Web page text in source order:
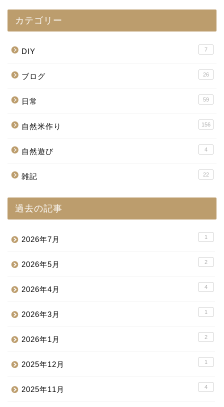
カテゴリー
DIY 7
ブログ 26
日常 59
自然米作り 156
自然遊び 4
雑記 22
過去の記事
2026年7月 1
2026年5月 2
2026年4月 4
2026年3月 1
2026年1月 2
2025年12月 1
2025年11月 4